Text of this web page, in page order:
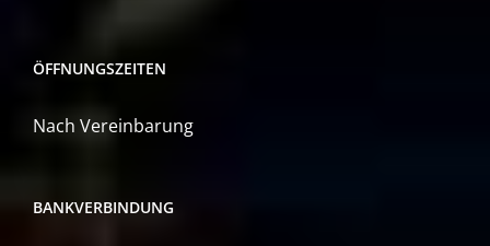
ÖFFNUNGSZEITEN
Nach Vereinbarung
BANKVERBINDUNG